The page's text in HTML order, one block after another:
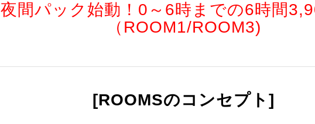
夜間パック始動！0～6時までの6時間
（ROOM1/ROOM3)
[ROOMSのコンセプト]